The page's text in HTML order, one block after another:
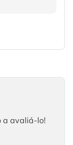
a avaliá-lo!